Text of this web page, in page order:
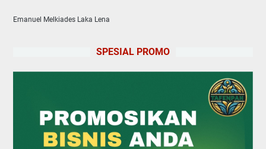
Emanuel Melkiades Laka Lena
SPESIAL PROMO